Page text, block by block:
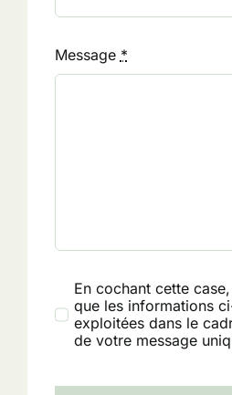
Message *
En cochant cette
que les informations
exploitées dans le
de votre message